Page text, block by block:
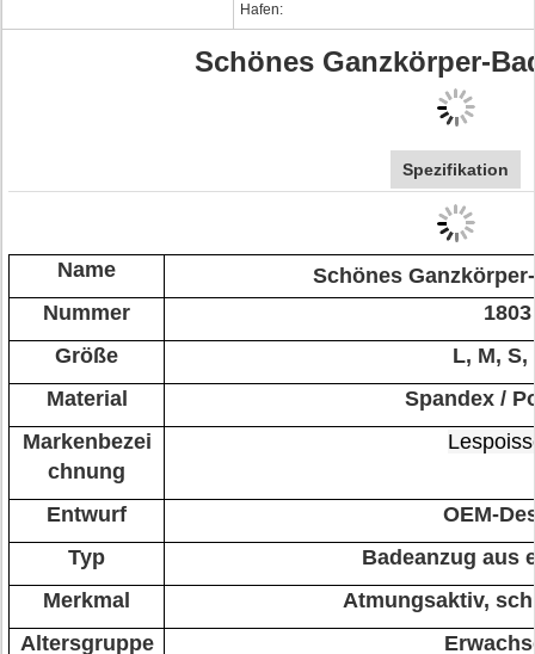
Hafen:
Schönes Ganzkörper-
Spezifikation
Name
Schönes
Nummer
1803
Größe
L, M, S,
Material
Spandex /
Markenbezei
chnung
Entwurf
OEM-
Typ
Badeanzug aus
Merkmal
Atmungsaktiv,
Altersgruppe